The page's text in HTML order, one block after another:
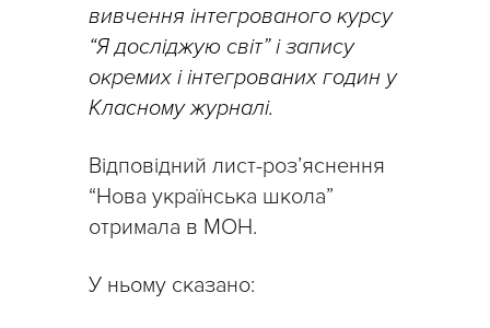
вивчення інтегрованого курсу
“Я досліджую світ” і запису
окремих і інтегрованих годин у
Класному журналі.
Відповідний лист-роз’яснення
“Нова українська школа”
отримала в МОН.
У ньому сказано: